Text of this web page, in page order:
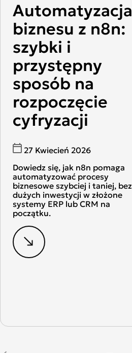
Automatyzacja
biznesu z n8n:
szybki i
przystępny
sposób na
rozpoczęcie
cyfryzacji
27 Kwiecień 2026
Dowiedz się, jak n8n pomaga
automatyzować procesy
biznesowe szybciej i taniej, bez
dużych inwestycji w złożone
systemy ERP lub CRM na
początku.